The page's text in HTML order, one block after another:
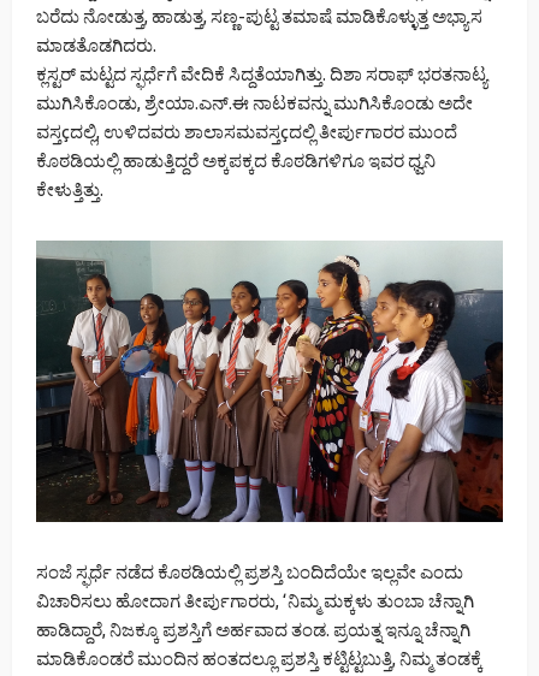
ಬರೆದು ನೋಡುತ್ತ, ಹಾಡುತ್ತ, ಸಣ್ಣ-ಪುಟ್ಟ ತಮಾಷೆ ಮಾಡಿಕೊಳ್ಳುತ್ತ ಅಭ್ಯಾಸ
ಮಾಡತೊಡಗಿದರು.
ಕ್ಲಸ್ಟರ್ ಮಟ್ಟದ ಸ್ಫರ್ಧೆಗೆ ವೇದಿಕೆ ಸಿದ್ದತೆಯಾಗಿತ್ತು. ದಿಶಾ ಸರಾಫ್ ಭರತನಾಟ್ಯ
ಮುಗಿಸಿಕೊಂಡು, ಶ್ರೇಯಾ.ಎನ್.ಈ ನಾಟಕವನ್ನು ಮುಗಿಸಿಕೊಂಡು ಅದೇ
ವಸ್ತçದಲ್ಲಿ, ಉಳಿದವರು ಶಾಲಾಸಮವಸ್ತçದಲ್ಲಿ ತೀರ್ಪುಗಾರರ ಮುಂದೆ
ಕೊಠಡಿಯಲ್ಲಿ ಹಾಡುತ್ತಿದ್ದರೆ ಅಕ್ಕಪಕ್ಕದ ಕೊಠಡಿಗಳಿಗೂ ಇವರ ಧ್ವನಿ
ಕೇಳುತ್ತಿತ್ತು.
ಸಂಜೆ ಸ್ಫರ್ಧೆ ನಡೆದ ಕೊಠಡಿಯಲ್ಲಿ ಪ್ರಶಸ್ತಿ ಬಂದಿದೆಯೇ ಇಲ್ಲವೇ ಎಂದು
ವಿಚಾರಿಸಲು ಹೋದಾಗ ತೀರ್ಪುಗಾರರು, ‘ನಿಮ್ಮ ಮಕ್ಕಳು ತುಂಬಾ ಚೆನ್ನಾಗಿ
ಹಾಡಿದ್ದಾರೆ, ನಿಜಕ್ಕೂ ಪ್ರಶಸ್ತಿಗೆ ಅರ್ಹವಾದ ತಂಡ. ಪ್ರಯತ್ನ ಇನ್ನೂ ಚೆನ್ನಾಗಿ
ಮಾಡಿಕೊಂಡರೆ ಮುಂದಿನ ಹಂತದಲ್ಲೂ ಪ್ರಶಸ್ತಿ ಕಟ್ಟಿಟ್ಟಬುತ್ತಿ, ನಿಮ್ಮ ತಂಡಕ್ಕೆ